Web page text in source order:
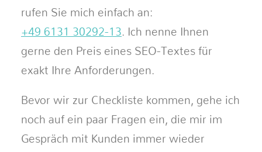
rufen Sie mich einfach an:
+49 6131 30292-13. Ich nenne Ihnen
gerne den Preis eines SEO-Textes für
exakt Ihre Anforderungen.
Bevor wir zur Checkliste kommen, gehe ich
noch auf ein paar Fragen ein, die mir im
Gespräch mit Kunden immer wieder